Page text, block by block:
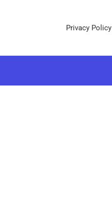
Privacy Policy